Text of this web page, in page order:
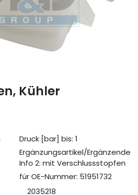
Kühler
Druck [bar] bis: 1
Ergänzungsartikel/Ergänzende
Info 2: mit Verschlussstopfen
für OE-Nummer: 51951732
2035218